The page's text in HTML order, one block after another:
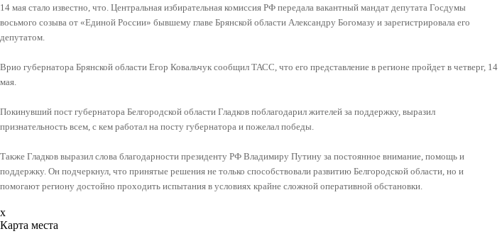
14 мая стало известно, что. Центральная избирательная комиссия РФ передала вакантный мандат депутата Госдумы
восьмого созыва от «Единой России» бывшему главе Брянской области Александру Богомазу и зарегистрировала его
депутатом.
Врио губернатора Брянской области Егор Ковальчук сообщил ТАСС, что его представление в регионе пройдет в четверг, 14
мая.
Покинувший пост губернатора Белгородской области Гладков поблагодарил жителей за поддержку, выразил
признательность всем, с кем работал на посту губернатора и пожелал победы.
Также Гладков выразил слова благодарности президенту РФ Владимиру Путину за постоянное внимание, помощь и
поддержку. Он подчеркнул, что принятые решения не только способствовали развитию Белгородской области, но и
помогают региону достойно проходить испытания в условиях крайне сложной оперативной обстановки.
x
Карта места